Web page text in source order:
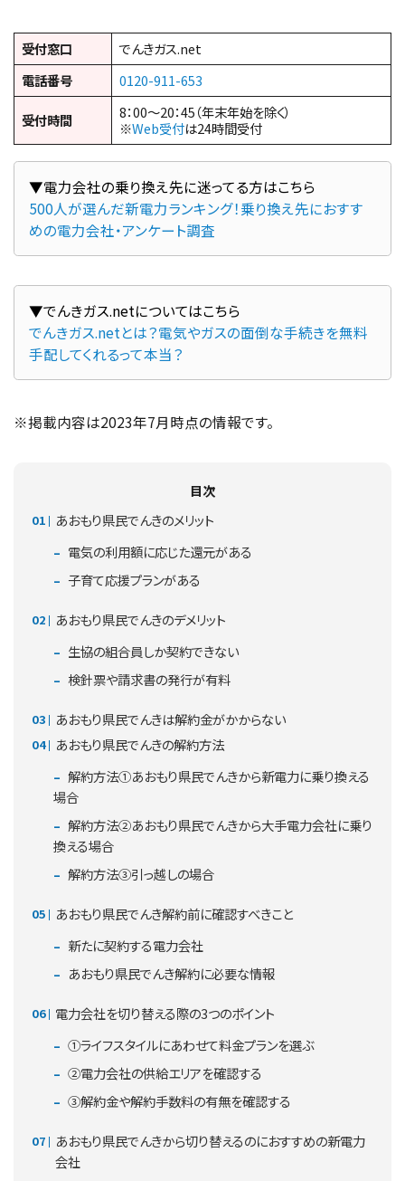
受付窓口
でんきガス.net
電話番号
0120-911-653
受付時間
8：00～20：45（年末年始を除く）
※Web受付は24時間受付
500人が選んだ新電力ランキング！乗り換え先におすす
めの電力会社・アンケート調査
でんきガス.netとは？電気やガスの面倒な手続きを無料
手配してくれるって本当？
※掲載内容は2023年7月時点の情報です。
目次
あおもり県民でんきのメリット
電気の利用額に応じた還元がある
子育て応援プランがある
あおもり県民でんきのデメリット
生協の組合員しか契約できない
検針票や請求書の発行が有料
あおもり県民でんきは解約金がかからない
あおもり県民でんきの解約方法
解約方法①あおもり県民でんきから新電力に乗り換える
場合
解約方法②あおもり県民でんきから大手電力会社に乗り
換える場合
解約方法③引っ越しの場合
あおもり県民でんき解約前に確認すべきこと
新たに契約する電力会社
あおもり県民でんき解約に必要な情報
電力会社を切り替える際の3つのポイント
①ライフスタイルにあわせて料金プランを選ぶ
②電力会社の供給エリアを確認する
③解約金や解約手数料の有無を確認する
あおもり県民でんきから切り替えるのにおすすめの新電力
会社